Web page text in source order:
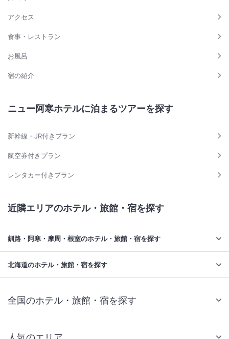
アクセス
食事・レストラン
お風呂
宿の紹介
ニュー阿寒ホテルに泊まるツアーを探す
新幹線・JR付きプラン
航空券付きプラン
レンタカー付きプラン
近隣エリアのホテル・旅館・宿を探す
釧路・阿寒・摩周・根室のホテル・旅館・宿を探す
北海道のホテル・旅館・宿を探す
全国のホテル・旅館・宿を探す